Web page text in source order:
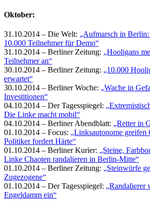
Oktober:
31.10.2014 – Die Welt: „Aufmarsch in
10.000 Teilnehmer für Demo“
31.10.2014 – Berliner Zeitung: „Hooligans
Teilnehmer an“
30.10.2014 – Berliner Zeitung: „10.000
erwartet“
30.10.2014 – Berliner Woche: „Wache in
Investitionen“
04.10.2014 – Der Tagesspiegel:
Die Linke macht mobil“
04.10.2014 – Berliner Abendblatt: „Retter in
01.10.2014 – Focus: „Linksautonome greifen
Politiker fordert Härte“
01.10.2014 – Berliner Kurier: „Steine,
Linke Chaoten randalieren in Berlin-Mitte“
01.10.2014 – Berliner Zeitung: „Steinwürfe
Zugezogene“
01.10.2014 – Der Tagesspiegel: „Randalierer
Engeldamm ein“